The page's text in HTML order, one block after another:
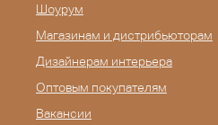
Шоурум
Магазинам и дистрибьюторам
Дизайнерам интерьера
Оптовым покупателям
Вакансии